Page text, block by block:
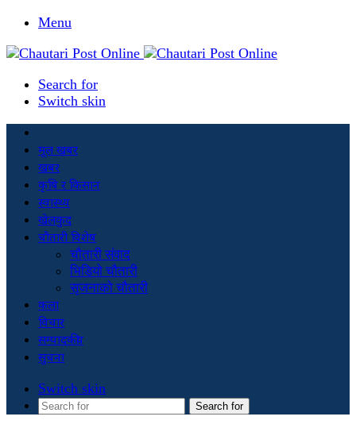
Menu
Search for
Switch skin
मूल खबर
खबर
कृषि र किसान
स्वास्थ्य
खेलकुद
चौतारी विशेष
चौतारी संवाद
भिडियो चौतारी
सृजनाको चौतारी
कला
विचार
सम्पादकीय
सुचना
Switch skin
Search for